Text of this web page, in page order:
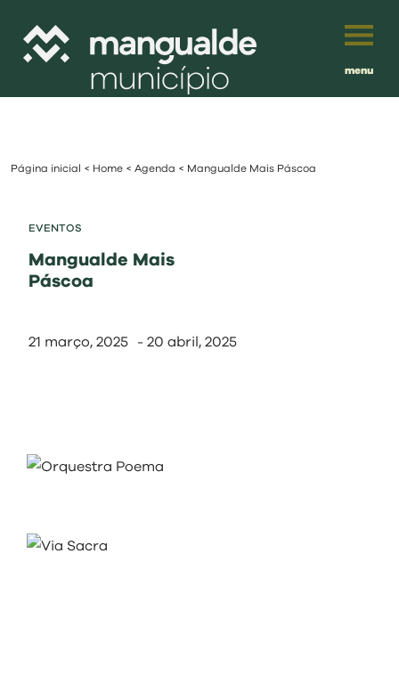
menu
investir
balcão digital
Português
Página inicial < Home < Agenda < Mangualde Mais Páscoa
EVENTOS
Mangualde Mais
Páscoa
21 março, 2025 - 20 abril, 2025